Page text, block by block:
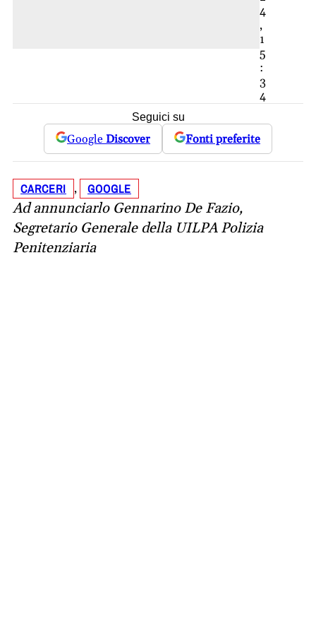
4
,
1
5
:
3
4
Seguici su
Google Discover Fonti preferite
CARCERI , GOOGLE
Ad annunciarlo Gennarino De Fazio,
Segretario Generale della UILPA Polizia
Penitenziaria